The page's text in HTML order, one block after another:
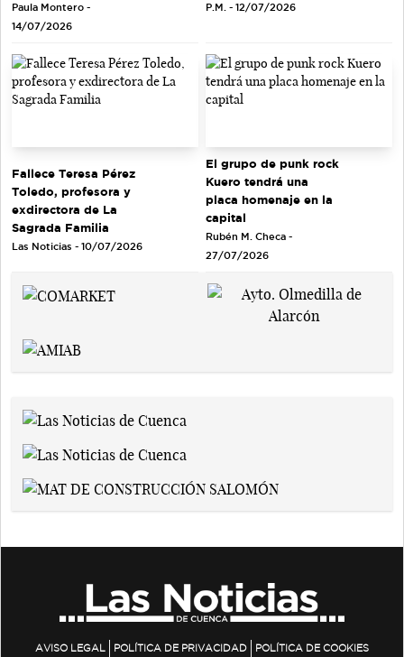
Paula Montero -
14/07/2026
P.M. - 12/07/2026
Fallece Teresa Pérez
Toledo, profesora y
exdirectora de La
Sagrada Familia
Las Noticias - 10/07/2026
El grupo de punk rock
Kuero tendrá una
placa homenaje en la
capital
Rubén M. Checa -
27/07/2026
AVISO LEGAL POLÍTICA DE PRIVACIDAD POLÍTICA DE COOKIES